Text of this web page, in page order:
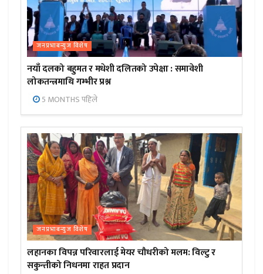
जनप्रभाबन्युज विशेष
नयाँ दलको बहुमत र मधेशी दलितको उपेक्षा : समावेशी
लोकतन्त्रमाथि गम्भीर प्रश्न
5 MONTHS पहिले
जनप्रभाबन्युज विशेष
लहानका विपन्न परिवारलाई मेयर चौधरीको मलम: विल्टु र
सकुन्तीको निधनमा राहत प्रदान